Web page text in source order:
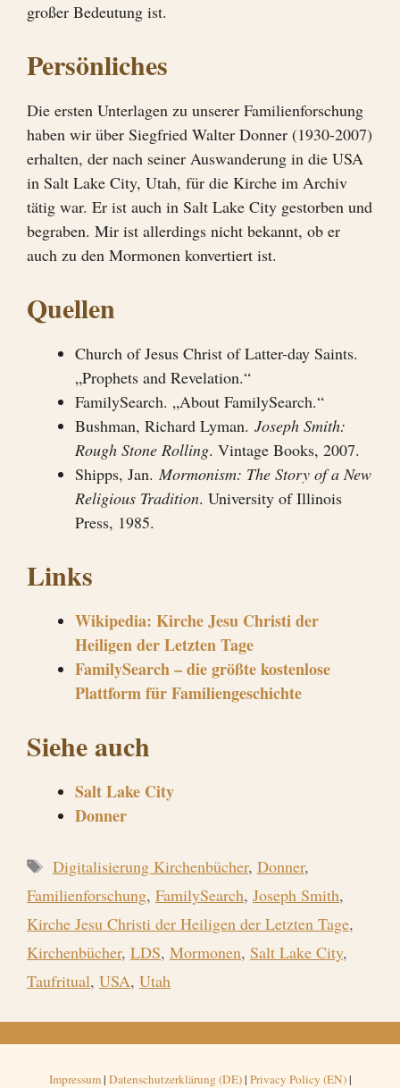
großer Bedeutung ist.
Persönliches
Die ersten Unterlagen zu unserer Familienforschung
haben wir über Siegfried Walter Donner (1930-2007)
erhalten, der nach seiner Auswanderung in die USA
in Salt Lake City, Utah, für die Kirche im Archiv
tätig war. Er ist auch in Salt Lake City gestorben und
begraben. Mir ist allerdings nicht bekannt, ob er
auch zu den Mormonen konvertiert ist.
Quellen
Church of Jesus Christ of Latter-day Saints.
„Prophets and Revelation.“
FamilySearch. „About FamilySearch.“
Bushman, Richard Lyman. Joseph Smith:
Rough Stone Rolling. Vintage Books, 2007.
Shipps, Jan.Mormonism: The Story of a New
Religious Tradition. University of Illinois
Press, 1985.
Links
Wikipedia: Kirche Jesu Christi der
Heiligen der Letzten Tage
FamilySearch – die größte kostenlose
Plattform für Familiengeschichte
Siehe auch
Salt Lake City
Donner
Schlagwörter
Digitalisierung Kirchenbücher, Donner,
Familienforschung, FamilySearch, Joseph Smith,
Kirche Jesu Christi der Heiligen der Letzten Tage,
Kirchenbücher, LDS, Mormonen, Salt Lake City,
Taufritual, USA, Utah
Impressum| Datenschutzerklärung (DE)| Privacy Policy (EN)|